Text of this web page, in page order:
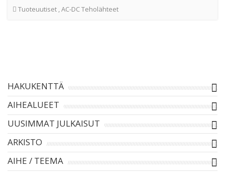
Tuoteuutiset ,AC-DC Teholähteet
HAKUKENTTÄ
AIHEALUEET
UUSIMMAT JULKAISUT
ARKISTO
AIHE / TEEMA